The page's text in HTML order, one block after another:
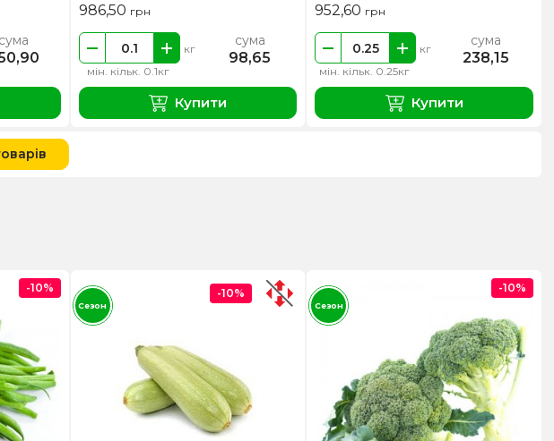
сума
986,50 грн
мін. кільк. 0.1кг
кг сума
98,65
Купити
952,60 грн
мін. кільк. 0.25кг
кг сума
238,15
Купити
-10% -10%
Сезон
-10%
Сезон